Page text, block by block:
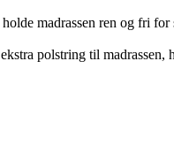
madrassen ren og fri for
polstring til madrassen,